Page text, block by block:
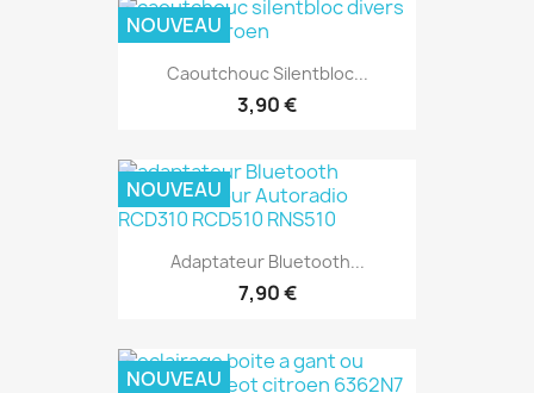
Caoutchouc Silentbloc...
3,90 €
NOUVEAU
Adaptateur Bluetooth...
7,90 €
NOUVEAU
NOUVEAU